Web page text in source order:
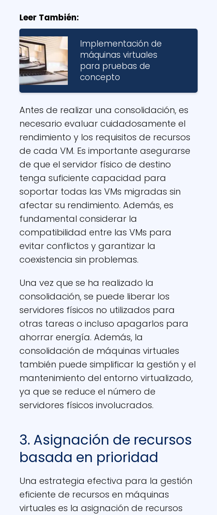
Leer También:
Implementación de
máquinas virtuales
para pruebas de
concepto
Antes de realizar una consolidación, es
necesario evaluar cuidadosamente el
rendimiento y los requisitos de recursos
de cada VM. Es importante asegurarse
de que el servidor físico de destino
tenga suficiente capacidad para
soportar todas las VMs migradas sin
afectar su rendimiento. Además, es
fundamental considerar la
compatibilidad entre las VMs para
evitar conflictos y garantizar la
coexistencia sin problemas.
Una vez que se ha realizado la
consolidación, se puede liberar los
servidores físicos no utilizados para
otras tareas o incluso apagarlos para
ahorrar energía. Además, la
consolidación de máquinas virtuales
también puede simplificar la gestión y el
mantenimiento del entorno virtualizado,
ya que se reduce el número de
servidores físicos involucrados.
3. Asignación de recursos
basada en prioridad
Una estrategia efectiva para la gestión
eficiente de recursos en máquinas
virtuales es la asignación de recursos